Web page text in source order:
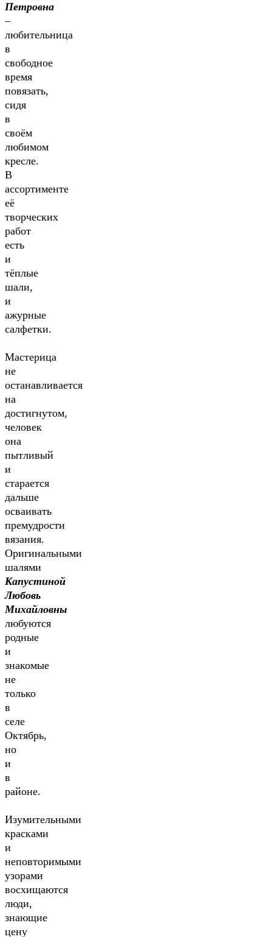
Петровна
–
любительница
в
свободное
время
повязать,
сидя
в
своём
любимом
кресле.
В
ассортименте
её
творческих
работ
есть
и
тёплые
шали,
и
ажурные
салфетки.
Мастерица
не
останавливается
на
достигнутом,
человек
она
пытливый
и
старается
дальше
осваивать
премудрости
вязания.
Оригинальными
шалями
Капустиной
Любовь
Михайловны
любуются
родные
и
знакомые
не
только
в
селе
Октябрь,
но
и
в
районе.
Изумительными
красками
и
неповторимыми
узорами
восхищаются
люди,
знающие
цену